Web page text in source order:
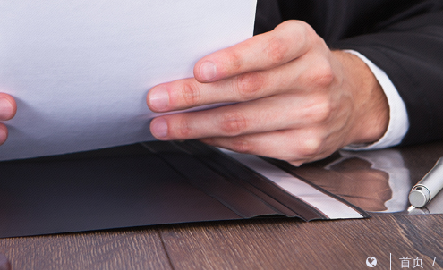
首页 /